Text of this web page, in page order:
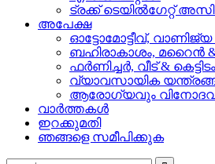
ട്രക്ക് ടെയിൽഗേറ്റ്
അപേക്ഷ
ഓട്ടോമോട്ടീവ്,
ബഹിരാകാശം, മറൈൻ
ഫർണിച്ചർ, വീട് & കെട്ടിടം
വ്യാവസായിക
ആരോഗ്യവും
വാർത്തകൾ
ഇറക്കുമതി
ഞങ്ങളെ സമീപിക്കുക